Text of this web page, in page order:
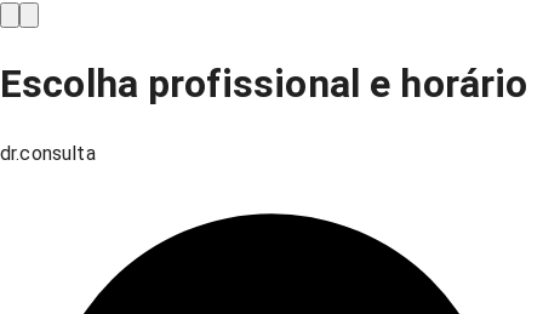
Escolha profissional e horário
dr.consulta